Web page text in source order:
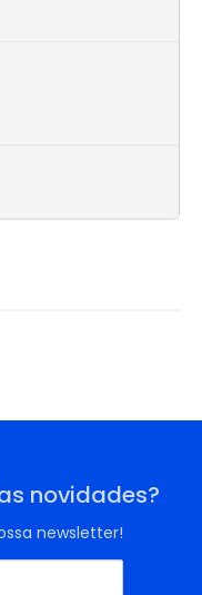
novidades?
newsletter!